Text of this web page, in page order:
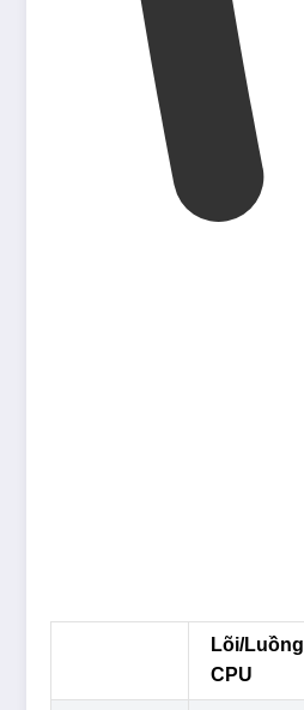
Ô Tiêu đề – Cột 0
Lõi/Luồng
CPU